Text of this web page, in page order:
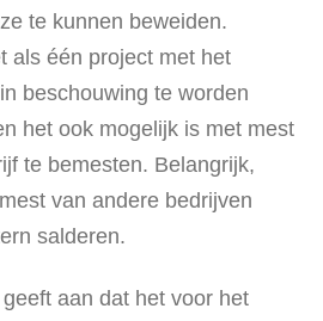
te kunnen beweiden.
als één project met het
beschouwing te worden
het ook mogelijk is met mest
te bemesten. Belangrijk,
van andere bedrijven
salderen.
aan dat het voor het